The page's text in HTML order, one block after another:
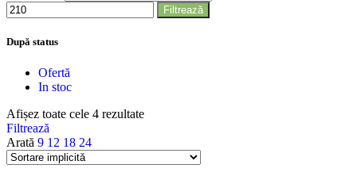
Filtrează
După status
Ofertă
In stoc
Afișez toate cele 4 rezultate
Filtrează
Arată 9 12 18 24